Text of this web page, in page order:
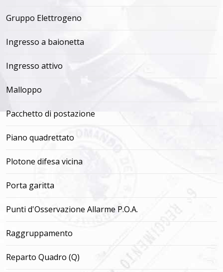
Gruppo Elettrogeno
Ingresso a baionetta
Ingresso attivo
Malloppo
Pacchetto di postazione
Piano quadrettato
Plotone difesa vicina
Porta garitta
Punti d'Osservazione Allarme P.O.A.
Raggruppamento
Reparto Quadro (Q)